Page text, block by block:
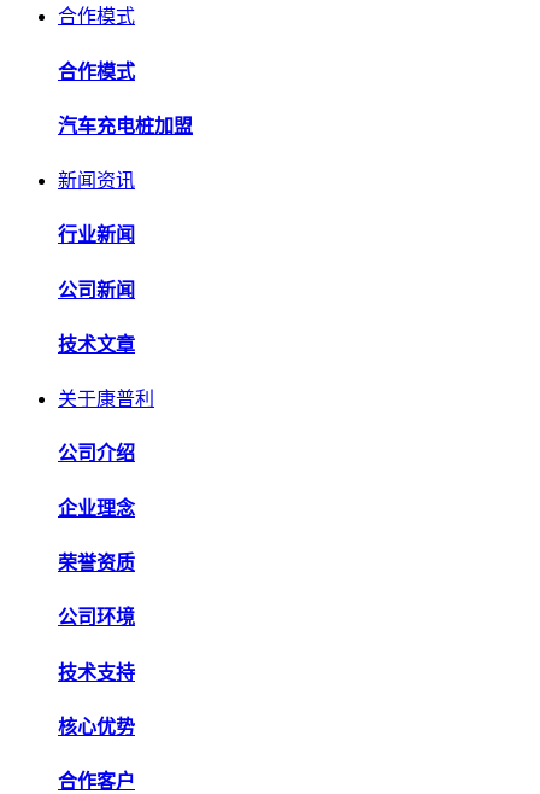
合作模式
合作模式
汽车充电桩加盟
新闻资讯
行业新闻
公司新闻
技术文章
关于康普利
公司介绍
企业理念
荣誉资质
公司环境
技术支持
核心优势
合作客户